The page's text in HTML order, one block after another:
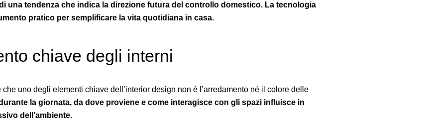
una tendenza che indica la direzione futura del controllo domestico. La tecnologia
pratico per semplificare la vita quotidiana in casa.
chiave degli interni
uno degli elementi chiave dell’interior design non è l’arredamento né il colore delle
la giornata, da dove proviene e come interagisce con gli spazi influisce in
dell’ambiente.